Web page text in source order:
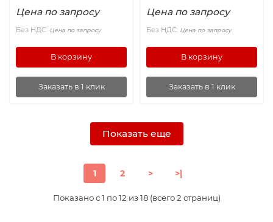
Цена по запросу
Без НДС: Цена по запросу
В корзину
Заказать в 1 клик
Цена по запросу
Без НДС: Цена по запросу
В корзину
Заказать в 1 клик
Показать еще
1 2 > >|
Показано с 1 по 12 из 18 (всего 2 страниц)